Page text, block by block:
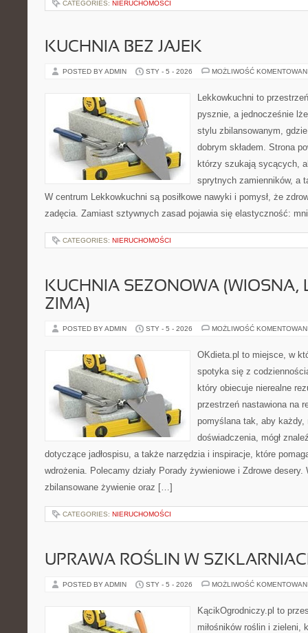
CATEGORIES: NIERUCHOMOŚCI
KUCHNIA BEZ JAJEK
POSTED BY ADMIN STY - 5 - 2026 MOŻLIWOŚĆ
Lekkowkuchni to
pysznie, a jednocześnie
stylu zbilansowanym,
dobrym składem. Strona
którzy szukają sycących,
sprytnych zamienników, a
W centrum Lekkowkuchni są posiłkowe nawyki i pomysł, że
zadęcia. Zamiast sztywnych zasad pojawia się elastyczność:
CATEGORIES: NIERUCHOMOŚCI
KUCHNIA SEZONOWA (WIOSNA,
ZIMA)
POSTED BY ADMIN STY - 5 - 2026 MOŻLIWOŚĆ
OKdieta.pl to miejsce, w
spotyka się z
który obiecuje nierealne
przestrzeń nastawiona na
pomyślana tak, aby każdy,
doświadczenia, mógł
dotyczące jadłospisu, a także narzędzia i inspiracje, które
wdrożenia. Polecamy działy Porady żywieniowe i Zdrowe
zbilansowane żywienie oraz […]
CATEGORIES: NIERUCHOMOŚCI
UPRAWA ROŚLIN W
POSTED BY ADMIN STY - 5 - 2026 MOŻLIWOŚĆ
KącikOgrodniczy.pl to
miłośników roślin i zieleni,